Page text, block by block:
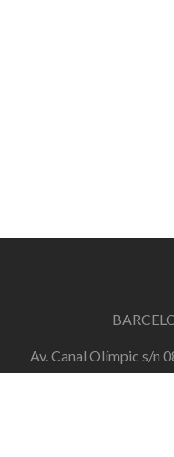
Av. Canal Olímpic s/n